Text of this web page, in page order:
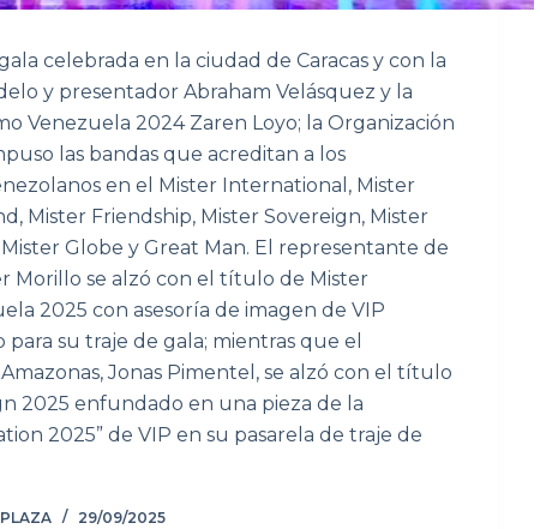
celebrada en la ciudad de Caracas y con la
y presentador Abraham Velásquez y la
Venezuela 2024 Zaren Loyo; la Organización
las bandas que acreditan a los
en el Mister International, Mister
Mister Friendship, Mister Sovereign, Mister
Globe y Great Man. El representante de
Morillo se alzó con el título de Mister
2025 con asesoría de imagen de VIP
su traje de gala; mientras que el
Jonas Pimentel, se alzó con el título
2025 enfundado en una pieza de la
2025” de VIP en su pasarela de traje de
29/09/2025